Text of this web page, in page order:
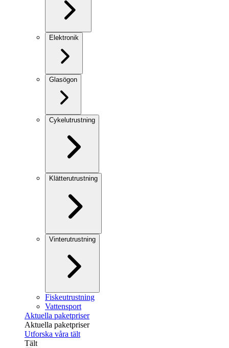
Elektronik
Glasögon
Cykelutrustning
Klätterutrustning
Vinterutrustning
Fiskeutrustning
Vattensport
Aktuella paketpriser
Aktuella paketpriser
Utforska våra tält
Tält